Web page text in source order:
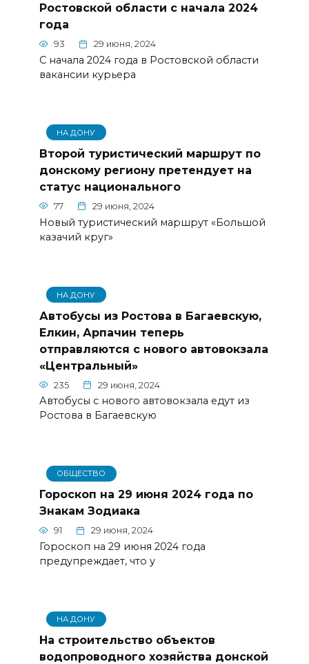
Ростовской области с начала 2024
года
93 29 июня, 2024
С начала 2024 года в Ростовской области
вакансии курьера
НА ДОНУ
Второй туристический маршрут по
донскому региону претендует на
статус национального
77 29 июня, 2024
Новый туристический маршрут «Большой
казачий круг»
НА ДОНУ
Автобусы из Ростова в Багаевскую,
Елкин, Арпачин теперь
отправляются с нового автовокзала
«Центральный»
235 29 июня, 2024
Автобусы с нового автовокзала едут из
Ростова в Багаевскую
ОБЩЕСТВО
Гороскоп на 29 июня 2024 года по
Знакам Зодиака
91 29 июня, 2024
Гороскоп на 29 июня 2024 года
предупреждает, что у
НА ДОНУ
На строительство объектов
водопроводного хозяйства донской